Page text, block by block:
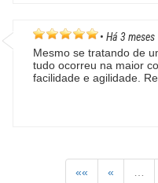
• Há 3 meses
Mesmo se tratando de
tudo ocorreu na maior
facilidade e agilidade.
«« «